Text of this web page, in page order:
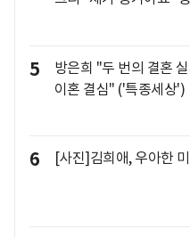
5
방은희 "두 번의 결혼
이혼 결심" ('특종세상')
6 [사진]김희애, 우아한